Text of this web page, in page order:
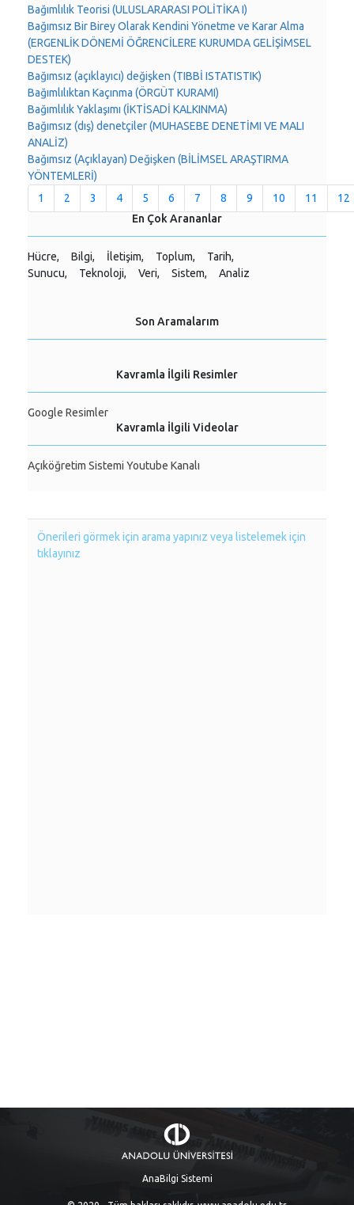
Bağımlılık Teorisi (ULUSLARARASI POLİTİKA I)
Bağımsız Bir Birey Olarak Kendini Yönetme ve Karar Alma
(ERGENLİK DÖNEMİ ÖĞRENCİLERE KURUMDA GELİŞİMSEL
DESTEK)
Bağımsız (açıklayıcı) değişken (TIBBİ ISTATISTIK)
Bağımlılıktan Kaçınma (ÖRGÜT KURAMI)
Bağımlılık Yaklaşımı (İKTİSADİ KALKINMA)
Bağımsız (dış) denetçiler (MUHASEBE DENETİMI VE MALI
ANALİZ)
Bağımsız (Açıklayan) Değişken (BİLİMSEL ARAŞTIRMA
YÖNTEMLERİ)
1
2 3 4 5 6 7 8 9 10 11
12
En Çok Arananlar
Hücre, Bilgi, İletişim, Toplum,
Tarih,
Sunucu,
Teknoloji, Veri, Sistem, Analiz
Son Aramalarım
Kavramla İlgili Resimler
Google Resimler
Kavramla İlgili Videolar
Açıköğretim Sistemi Youtube Kanalı
Önerileri görmek için arama yapınız veya listelemek için
tıklayınız
AnaBilgi Sistemi